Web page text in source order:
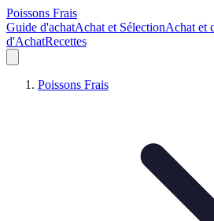
Poissons Frais
Guide d'achatAchat et SélectionAchat et
d'AchatRecettes
Poissons Frais